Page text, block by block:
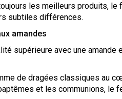
les meilleurs produits,
subtiles différences.
amandes
supérieure avec une
de dragées classiques au
et les communions, le